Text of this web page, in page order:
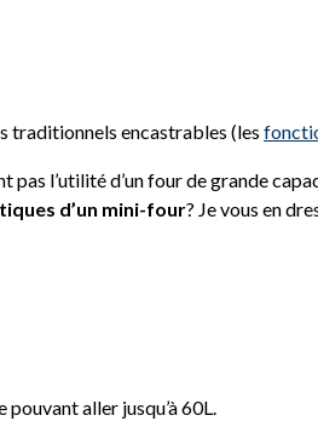
traditionnels encastrables (les
l’utilité d’un four de grande
d’un mini-four? Je vous en
aller jusqu’à 60L.